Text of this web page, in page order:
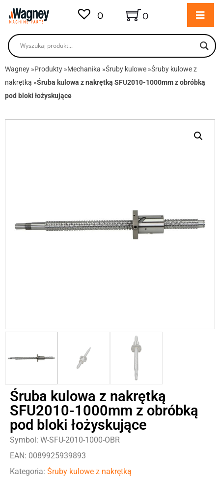
0 0
Wagney »Produkty »Mechanika »Śruby kulowe »Śruby kulowe z
nakrętką »Śruba kulowa z nakrętką SFU2010-1000mm z obróbką
pod bloki łożyskujące
Śruba kulowa z nakrętką
SFU2010-1000mm z obróbką
pod bloki łożyskujące
Symbol: W-SFU-2010-1000-OBR
EAN: 0089925939893
Kategoria: Śruby kulowe z nakrętką